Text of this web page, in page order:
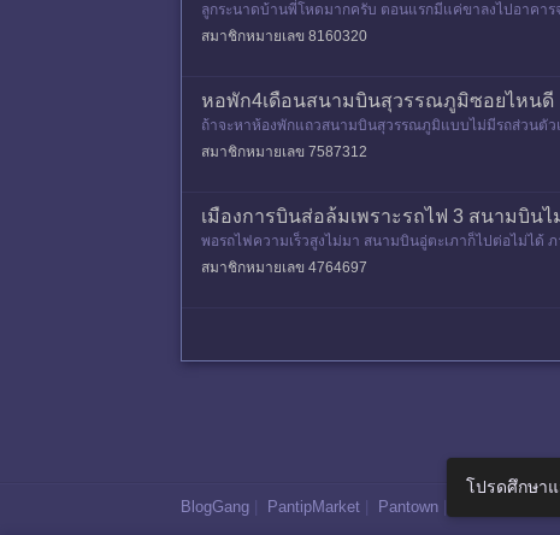
ลูกระนาดบ้านพี่โหดมากครับ ตอนแรกมีแค่ขาลงไปอาคา
ล้ววันนี้พี่ทำตรงทางเข้า
สมาชิกหมายเลข 8160320
หอพัก4เดือนสนามบินสุวรรณภูมิซอยไหนดี
ถ้าจะหาห้องพักแถวสนามบินสุวรรณภูมิแบบไม่มีรถส่วนตัว
ขอบคุณมากค่ะ
สมาชิกหมายเลข 7587312
เมืองการบินส่อล้มเพราะรถไฟ 3 สนามบิน
พอรถไฟความเร็วสูงไม่มา สนามบินอู่ตะเภาก็ไปต่อไม่ได้
ร้ข้อสร
สมาชิกหมายเลข 4764697
BlogGang PantipMarket Pantown
โปรดศึกษา